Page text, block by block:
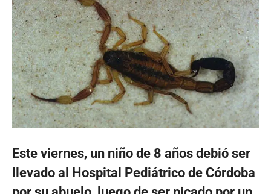
Este viernes, un niño de 8 años debió ser
llevado al Hospital Pediátrico de Córdoba